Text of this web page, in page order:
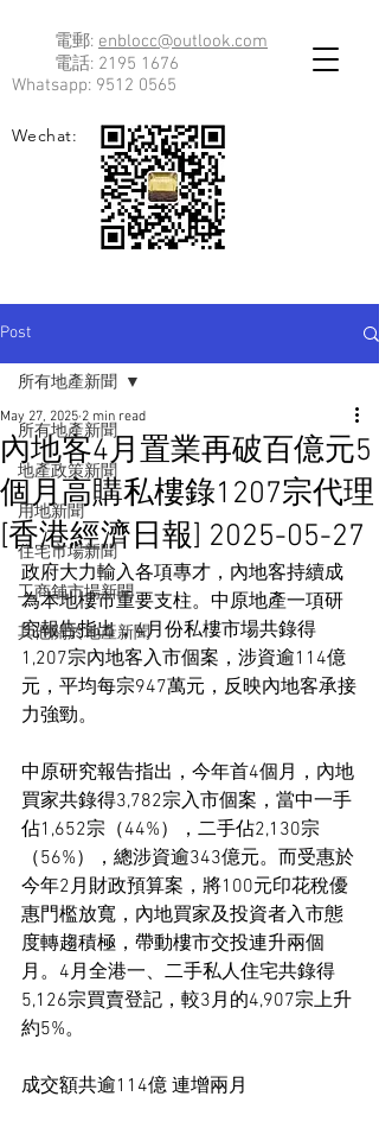
電郵: enblocc@outlook.com
電話: 2195 1676
Whatsapp: 9512 0565
Wechat:
Post
所有地產新聞
地產政策新聞
用地新聞
住宅市場新聞
工商舖市場新聞
其他關於地產新聞
所有地產新聞
內地客4月置業再破百億元5
個月高購私樓錄1207宗代理
[香港經濟日報] 2025-05-27
May 27, 2025 2 min read
政府大力輸入各項專才，內地客持續成
為本地樓市重要支柱。中原地產一項研
究報告指出，4月份私樓市場共錄得
1,207宗內地客入市個案，涉資逾114億
元，平均每宗947萬元，反映內地客承接
力強勁。
中原研究報告指出，今年首4個月，內地
買家共錄得3,782宗入市個案，當中一手
佔1,652宗（44%），二手佔2,130宗
（56%），總涉資逾343億元。而受惠於
今年2月財政預算案，將100元印花稅優
惠門檻放寬，內地買家及投資者入市態
度轉趨積極，帶動樓市交投連升兩個
月。4月全港一、二手私人住宅共錄得
5,126宗買賣登記，較3月的4,907宗上升
約5%。
成交額共逾114億 連增兩月